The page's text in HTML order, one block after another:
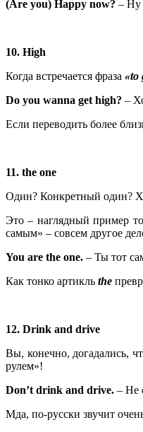
(Are you) Happy now? – Ну
10. High
Когда встречается фраза «to
Do you wanna get high? –
Если переводить более
11. the one
Один? Конкретный один?
Это – наглядный пример
самым» – совсем другое
You are the one. – Ты тот
Как тонко артикль the
12. Drink and drive
Вы, конечно, догадались,
рулем»!
Don’t drink and drive. – Не
Мда, по-русски звучит